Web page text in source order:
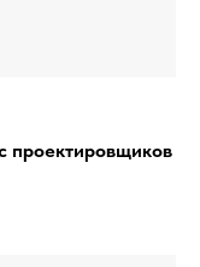
проектировщиков